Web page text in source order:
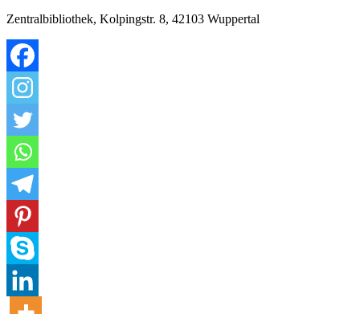
Zentralbibliothek, Kolpingstr. 8, 42103 Wuppertal